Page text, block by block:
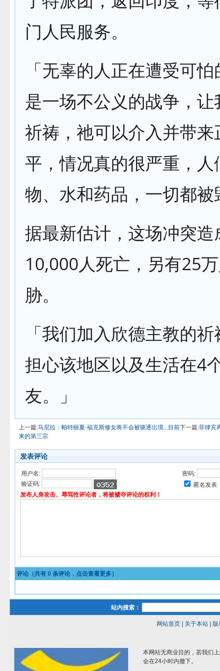
门人民服务。
「无辜的人正在遭受可
是一场不公义的战争，
祈祷，祂可以介入并带来
平，情况真的很严重，人
物、水和药品，一切都
据最新估计，这场冲突造
10,000人死亡，另有25
胁。
「我们加入欣德主教的
担心该地区以及生活在4
友。」
上一篇:马尼拉：帕特丽夏·福克斯修女将不会被驱逐出境...目前下一篇:菲律宾
来的第三宗
发表评论
用户名:
密码:
验证码:
匿名发表
发布人身攻击、辱骂性评论者，将被褫夺评论的权利！
评论（共有 0 条评论，点击查看更多）
站内搜索：
网站首页| 关于本站| 版
本网站无商业目的，若我们
会在24小时内撤下。